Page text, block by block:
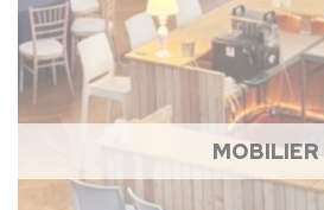
MOBILIER